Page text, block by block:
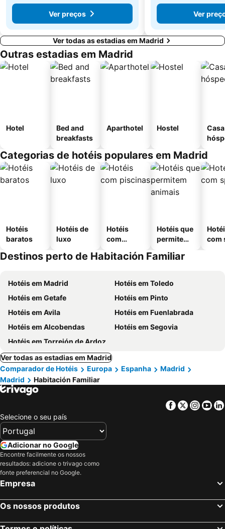
De
€ 238 Ver preços
De
€ 73 Ver
Ver todas as estadias em Madrid
Outras estadias em Madrid
Hotel
Bed and
breakfasts
Aparthotel Hostel
Categorias de hotéis populares em Madrid
Hotéis
baratos
Hotéis de
luxo
Hotéis
com
Hotéis que
permitem
com
Destinos perto de Habitación Familiar
Hotéis em Madrid
Hotéis em Toledo
Hotéis em Getafe
Hotéis em Pinto
Hotéis em Avila
Hotéis em Fuenlabrada
Hotéis em Alcobendas
Hotéis em Segovia
Hotéis em Torrejón de Ardoz
Ver todas as estadias em Madrid
Comparador de Hotéis
Europa Espanha
Madrid
Madrid
Habitación Familiar
Facebook
Twitter
Selecione o seu país
Adicionar no Google
Encontre facilmente os nossos
resultados: adicione o trivago como
fonte preferencial no Google.
Empresa
Os nossos produtos